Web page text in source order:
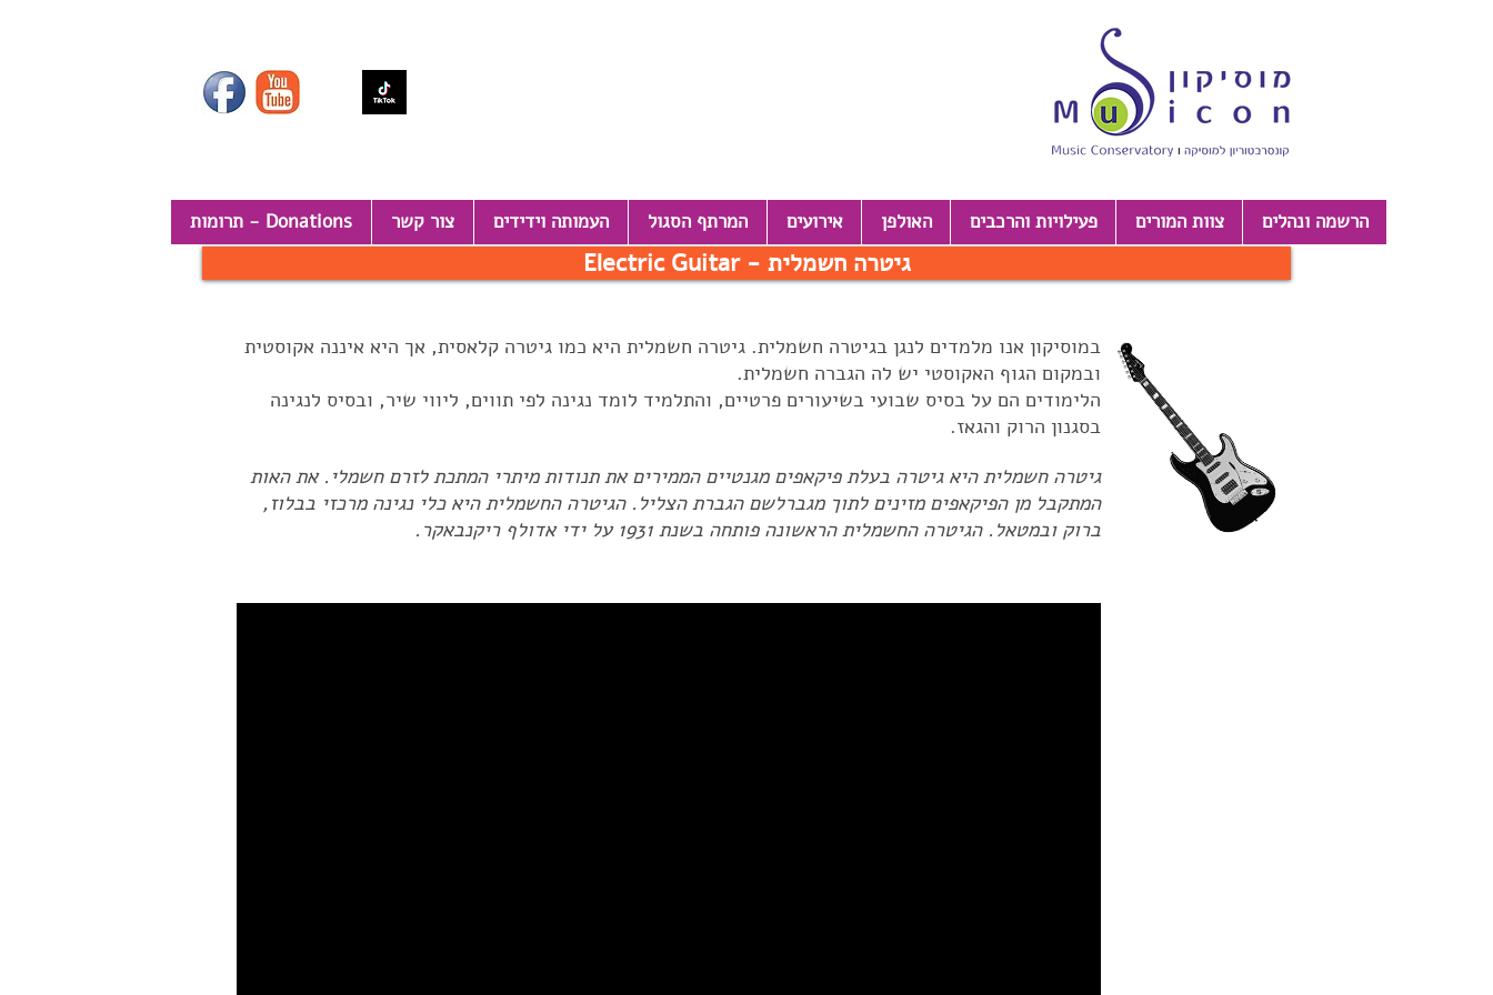
תרומות - Donations צור קשר העמותה וידידים המרתף הסגול אירועים האולפן פעילויות והרכבים צוות המורים הרשמה ונהלים
Electric Guitar - גיטרה חשמלית
במוסיקון אנו מלמדים לנגן בגיטרה חשמלית. גיטרה חשמלית היא כמו גיטרה קלאסית, אך היא איננה אקוסטית
ובמקום הגוף האקוסטי יש לה הגברה חשמלית.
הלימודים הם על בסיס שבועי בשיעורים פרטיים, והתלמיד לומד נגינה לפי תווים, ליווי שיר, ובסיס לנגינה
בסגנון הרוק והגאז.
גיטרה חשמלית היא גיטרה בעלת פיקאפים מגנטיים הממירים את תנודות מיתרי המתכת לזרם חשמלי. את האות
המתקבל מן הפיקאפים מזינים לתוך מגברלשם הגברת הצליל. הגיטרה החשמלית היא כלי נגינה מרכזי בבלוז,
ברוק ובמטאל. הגיטרה החשמלית הראשונה פותחה בשנת 1931 על ידי אדולף ריקנבאקר.